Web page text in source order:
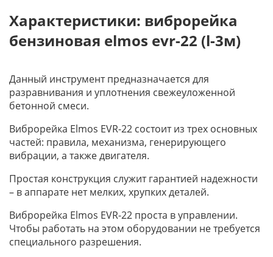
Характеристики: виброрейка
бензиновая elmos evr-22 (l-3м)
Данный инструмент предназначается для
разравнивания и уплотнения свежеуложенной
бетонной смеси.
Виброрейка Elmos EVR-22 состоит из трех основных
частей: правила, механизма, генерирующего
вибрации, а также двигателя.
Простая конструкция служит гарантией надежности
– в аппарате нет мелких, хрупких деталей.
Виброрейка Elmos EVR-22 проста в управлении.
Чтобы работать на этом оборудовании не требуется
специального разрешения.